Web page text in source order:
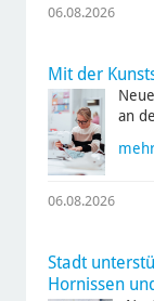
06.08.2026
Mit der
an
06.08.2026
Stadt
Hornissen